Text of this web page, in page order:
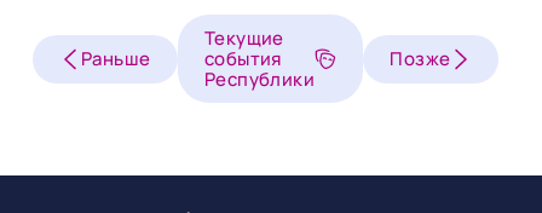
Раньше
Текущие
события
Республики
Позже